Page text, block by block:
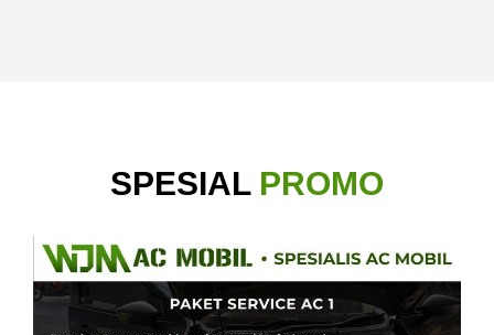
SPESIAL PROMO